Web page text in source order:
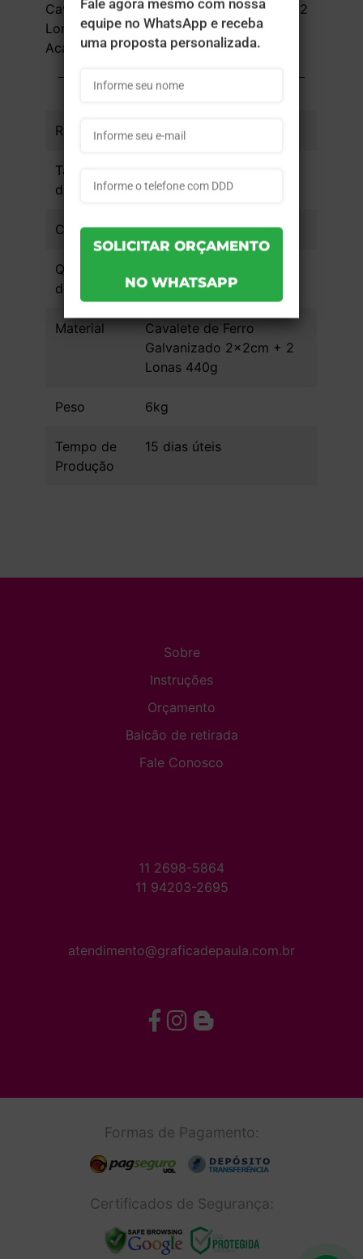
Cavalete de Ferro Galvanizado 2x2cm + 2
Lonas 440g - 4x0 - 84x54 cm - Sem
Acabamento - 1 unid
INFORMAÇÕES DO PRODUTO
Referência af043eb073ee8a - 1un
Tamanho
da Arte
Cobertura Sem Acabamento
Quantidade
de Cores
Material
Cavalete de Ferro
Galvanizado 2x2cm + 2
Lonas 440g
Peso 6kg
Tempo de
Produção
15 dias úteis
Sobre
Instruções
Orçamento
Balcão de retirada
Fale Conosco
11 2698-5864
11 94203-2695
atendimento@graficadepaula.com.br
Formas de Pagamento:
Certificados de Segurança: